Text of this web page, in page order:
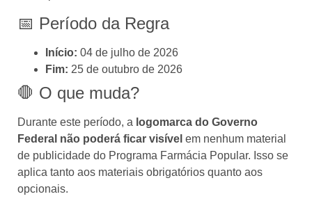
📅 Período da Regra
Início: 04 de julho de 2026
Fim: 25 de outubro de 2026
🛑 O que muda?
Durante este período, a logomarca do Governo
Federal não poderá ficar visível em nenhum material
de publicidade do Programa Farmácia Popular. Isso se
aplica tanto aos materiais obrigatórios quanto aos
opcionais.